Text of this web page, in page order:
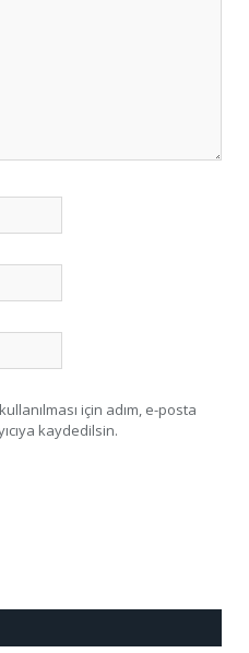
için adım, e-posta
kaydedilsin.